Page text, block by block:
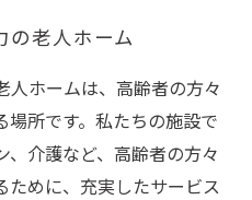
の老人ホーム
人ホームは、高齢者の方々
場所です。私たちの施設で
介護など、高齢者の方々
ために、充実したサービス